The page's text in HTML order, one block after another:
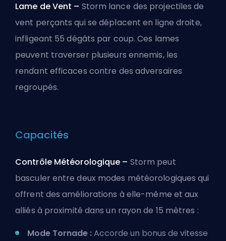
Lame de Vent – Storm lance des projectiles de
vent perçants qui se déplacent en ligne droite,
infligeant 55 dégâts par coup. Ces lames
peuvent traverser plusieurs ennemis, les
rendant efficaces contre des adversaires
regroupés.
Capacités
Contrôle Météorologique – Storm peut
basculer entre deux modes météorologiques qui
offrent des améliorations à elle-même et aux
alliés à proximité dans un rayon de 15 mètres :
Mode Tornade :Accorde un bonus de vitesse